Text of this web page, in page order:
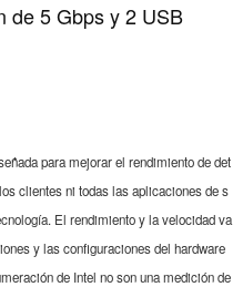
de 5 Gbps y 2 USB
para mejorar el rendimiento de det
clientes ni todas las aplicaciones de s
El rendimiento y la velocidad va
y las configuraciones del hardware
de Intel no son una medición de